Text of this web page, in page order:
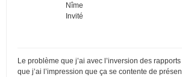
Nîme
Invité
Le problème que j’ai avec l’inversion des
que j’ai l’impression que ça se contente de